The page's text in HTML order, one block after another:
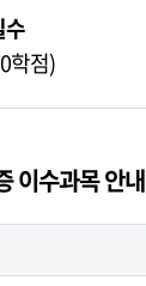
수
학점)
이수과목 안내